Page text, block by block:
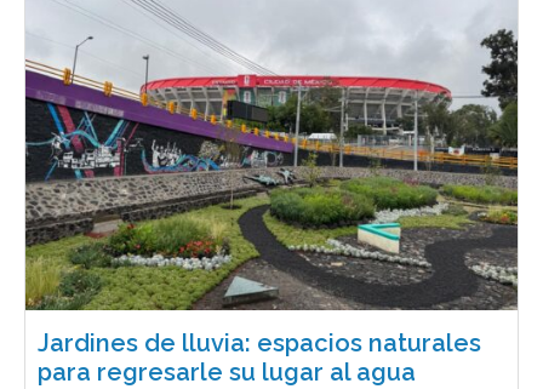
Jardines de lluvia: espacios naturales
para regresarle su lugar al agua